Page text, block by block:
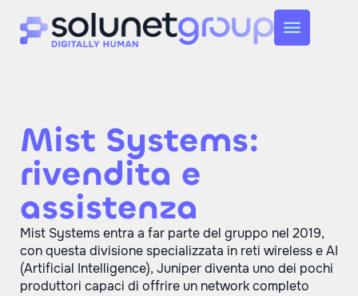
Mist Systems:
rivendita e
assistenza
Mist Systems entra a far parte del gruppo nel 2019,
con questa divisione specializzata in reti wireless e AI
(Artificial Intelligence), Juniper diventa uno dei pochi
produttori capaci di offrire un network completo